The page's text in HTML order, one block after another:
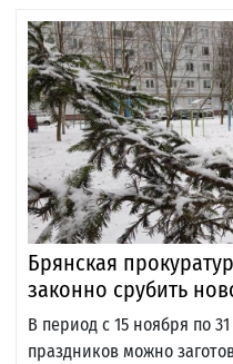
Брянская
законно срубить
В период с 15 ноября по
праздников можно